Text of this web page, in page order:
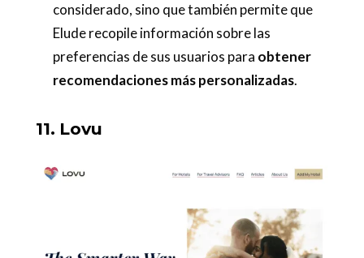
considerado, sino que también permite que
Elude recopile información sobre las
preferencias de sus usuarios para obtener
recomendaciones más personalizadas.
11. Lovu